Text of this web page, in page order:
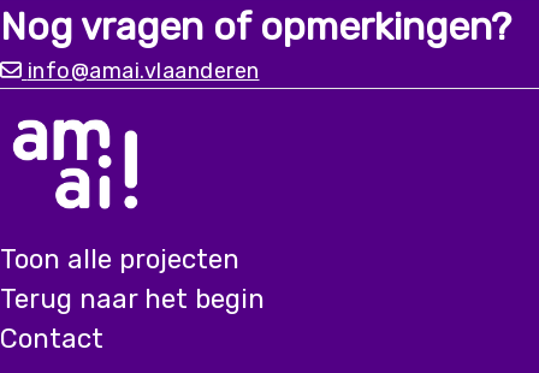
over effectieve fietsverplaatsingen (bikedataproject,
fietstelweek, bike to work, ...).
Nog vragen of opmerkingen?
info@amai.vlaanderen
Toon alle projecten
Terug naar het begin
Contact